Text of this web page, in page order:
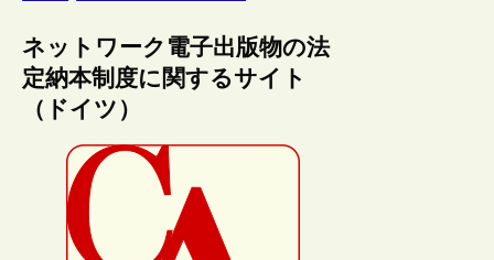
ネットワーク電子出版物の法
定納本制度に関するサイト
（ドイツ）